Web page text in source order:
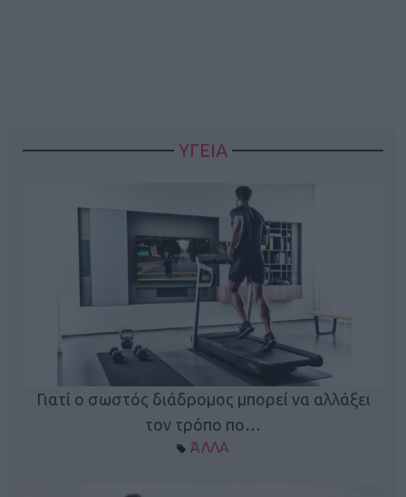
ΥΓΕΙΑ
Γιατί ο σωστός διάδρομος μπορεί να αλλάξει
τον τρόπο πο…
ΆΛΛΑ